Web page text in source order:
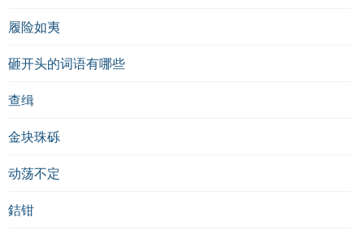
履险如夷
砸开头的词语有哪些
查缉
金块珠砾
动荡不定
銡钳